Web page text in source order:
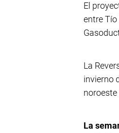
El
entre Tío
La
invierno
La